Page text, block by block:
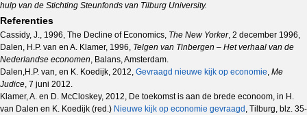
hulp van de Stichting Steunfonds van Tilburg University.
Referenties
Cassidy, J., 1996, The Decline of Economics, The New Yorker, 2 december 1996,
Dalen, H.P. van en A. Klamer, 1996, Telgen van Tinbergen – Het verhaal van de
Nederlandse economen, Balans, Amsterdam.
Dalen,H.P. van, en K. Koedijk, 2012, Gevraagd nieuwe kijk op economie, Me
Judice, 7 juni 2012.
Klamer, A. en D. McCloskey, 2012, De toekomst is aan de brede econoom, in H.
van Dalen en K. Koedijk (red.) Nieuwe kijk op economie gevraagd , Tilburg, blz. 35-